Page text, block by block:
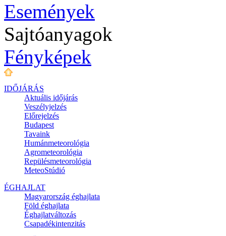
Események
Sajtóanyagok
Fényképek
IDŐJÁRÁS
Aktuális időjárás
Veszélyjelzés
Előrejelzés
Budapest
Tavaink
Humánmeteorológia
Agrometeorológia
Repülésmeteorológia
MeteoStúdió
ÉGHAJLAT
Magyarország éghajlata
Föld éghajlata
Éghajlatváltozás
Csapadékintenzitás